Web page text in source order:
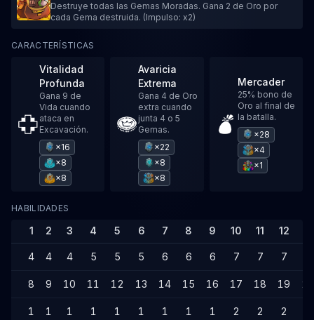
Destruye todas las Gemas Moradas. Gana 2 de Oro por
cada Gema destruida. (Impulso: x2)
CARACTERÍSTICAS
Vitalidad
Profunda
Gana 9 de
Vida cuando
ataca en
Excavación.
×16
×8
×8
Avaricia
Extrema
Gana 4 de Oro
extra cuando
junta 4 o 5
Gemas.
×22
×8
×8
Mercader
25% bono de
Oro al final de
la batalla.
×28
×4
×1
HABILIDADES
1 2 3 4 5 6 7 8 9 10 11 12
4 4 4 5 5 5 6 6 6 7 7 7
8 9 10 11 12 13 14 15 16 17 18 19 20
1 1 1 1 1 1 1 1 1 2 2 2